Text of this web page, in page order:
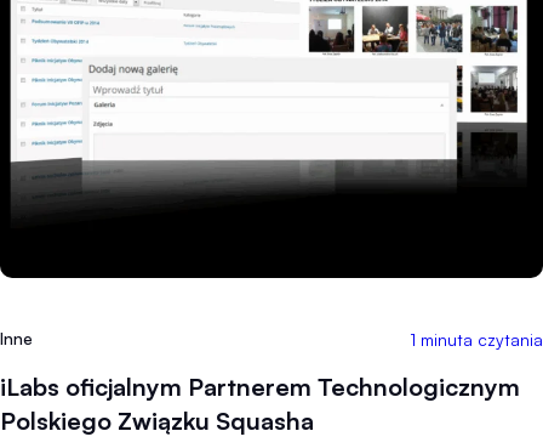
Inne 1 minuta czytania
iLabs oficjalnym Partnerem Technologicznym
Polskiego Związku Squasha